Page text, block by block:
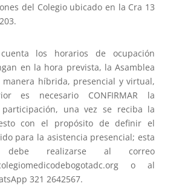
del Colegio ubicado en la Cra 13
los horarios de ocupación
en la hora prevista, la Asamblea
manera híbrida, presencial y virtual,
es necesario CONFIRMAR la
una vez se reciba la
con el propósito de definir el
para la asistencia presencial; esta
debe realizarse al correo
o al
321 2642567.